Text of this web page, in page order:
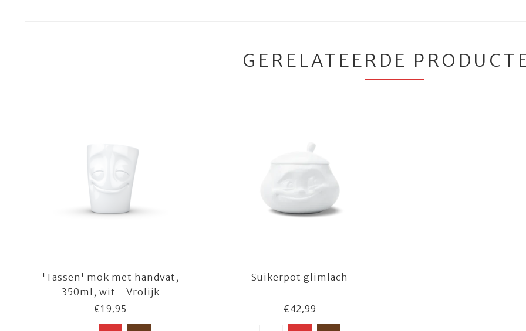
GERELATEERDE
'Tassen' mok met handvat,
350ml, wit - Vrolijk
€19,95
Suikerpot glimlach
€42,99